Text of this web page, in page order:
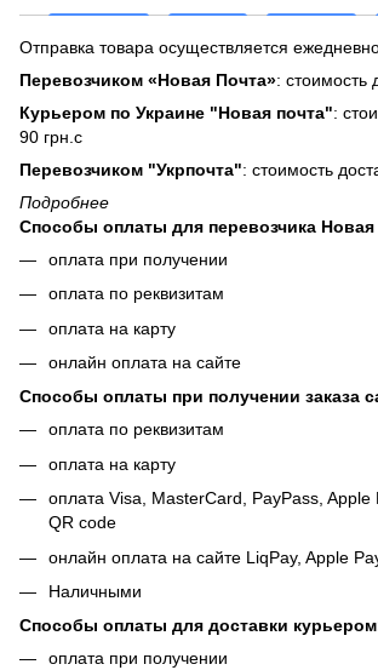
Отправка товара осуществляется
Перевозчиком «Новая Почта»: стоимость
Курьером по Украине "Новая почта":
90 грн.с
Перевозчиком "Укрпочта": стоимость
Подробнее
Способы оплаты для перевозчика Новая
оплата при получении
оплата по реквизитам
оплата на карту
онлайн оплата на сайте
Способы оплаты при получении заказа
оплата по реквизитам
оплата на карту
оплата Visa, MasterCard, PayPass, Apple
QR code
онлайн оплата на сайте LiqPay, Apple
Наличными
Способы оплаты для доставки
оплата при получении